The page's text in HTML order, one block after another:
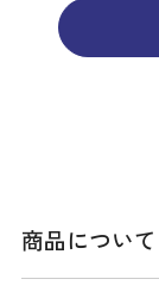
商品について